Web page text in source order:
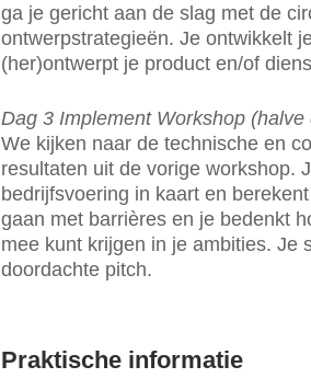
ga je gericht aan de slag met de
ontwerpstrategieën. Je ontwikkelt
(her)ontwerpt je product en/of
Dag 3 Implement Workshop (halve
We kijken naar de technische en
resultaten uit de vorige workshop.
bedrijfsvoering in kaart en
gaan met barrières en je bedenkt
mee kunt krijgen in je ambities. Je
doordachte pitch.
Praktische informatie